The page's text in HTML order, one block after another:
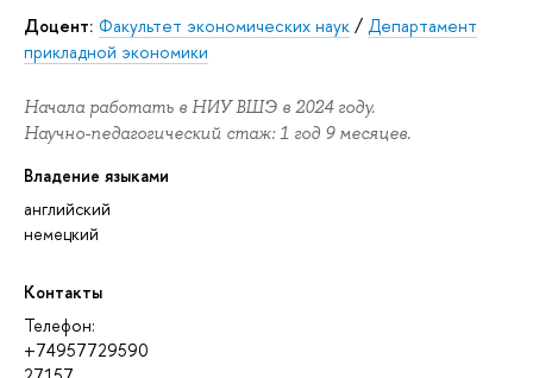
Доцент: Факультет экономических наук / Департамент
прикладной экономики
Начала работать в НИУ ВШЭ в 2024 году.
Научно-педагогический стаж: 1 год 9 месяцев.
Владение языками
английский
немецкий
Контакты
Телефон:
+74957729590